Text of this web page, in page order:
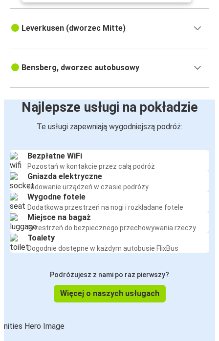
Leverkusen (dworzec Mitte)
Bensberg, dworzec autobusowy
Najlepsze usługi na pokładzie
Te usługi zapewniają wygodniejszą podróż:
Bezpłatne WiFi
Pozostań w kontakcie przez całą podróż
Gniazda elektryczne
Ładowanie urządzeń w czasie podróży
Wygodne fotele
Dodatkowa przestrzeń na nogi i rozkładane fotele
Miejsce na bagaż
Przestrzeń do bezpiecznego przechowywania rzeczy
Toalety
Dogodnie dostępne w każdym autobusie FlixBus
Podróżujesz z nami po raz pierwszy?
Więcej o naszych usługach